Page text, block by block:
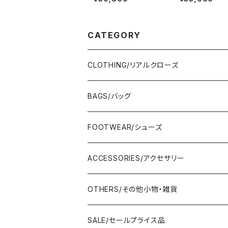
ー■チューリップ・エン
ザーハンドバッ
CATEGORY
CLOTHING/リアルクローズ
TOPS/トップス
Adonisis/アドニシス
AMERICANA/アメリカーナ
BOTOMS/ボトム
Adonisis/アドニシス
amherst/アムハースト
ONE-PIECE/ワンピース
anana/アナナ
J.Sloane/ジェイスロアン
OUTER/アウター
anana/アナナ
BAGS/バッグ
HAND BAG/ハンドバッグ
mononogu/もののぐ
IMPORT/インポート
SHOULDER BAG/ショルダーバッグ
mononogu/もののぐ
IMPORT/インポート
TOTE BAG/トートバッグ
mononogu/もののぐ
OTHERS/その他
FOOTWEAR/シューズ
PUMPS/パンプス
コツコツ
IMPORT/インポート
SANDAL/サンダル
コツコツ
BOOTS/ブーツ
ACCESSORIES/アクセサリー
EARRINGS/イヤリング
RING/指輪
OTHERS/その他小物・雑貨
BELT/ベルト
SALE/セールプライス品